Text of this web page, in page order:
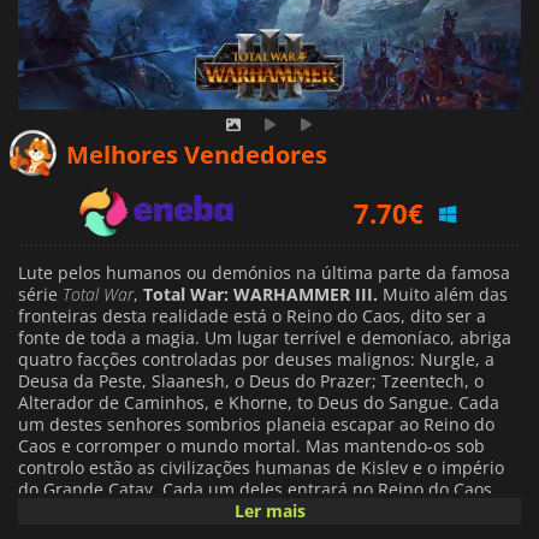
Melhores Vendedores
7.70€
9.19€
Lute pelos humanos ou demónios na última parte da famosa
série Total War, Total War: WARHAMMER III. Muito além das
fronteiras desta realidade está o Reino do Caos, dito ser a
fonte de toda a magia. Um lugar terrível e demoníaco, abriga
quatro facções controladas por deuses malignos: Nurgle, a
Deusa da Peste, Slaanesh, o Deus do Prazer; Tzeentech, o
Alterador de Caminhos, e Khorne, to Deus do Sangue. Cada
um destes senhores sombrios planeia escapar ao Reino do
Caos e corromper o mundo mortal. Mas mantendo-os sob
controlo estão as civilizações humanas de Kislev e o império
do Grande Catay. Cada um deles entrará no Reino do Caos,
levará a batalha aos demónios e, espera-se, impedirá o fim do
Ler mais